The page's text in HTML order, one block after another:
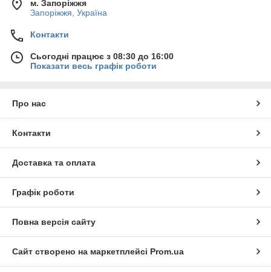
м. Запоріжжя
Запоріжжя, Україна
Контакти
Сьогодні працює з 08:30 до 16:00
Показати весь графік роботи
Про нас
Контакти
Доставка та оплата
Графік роботи
Повна версія сайту
Сайт створено на маркетплейсі Prom.ua